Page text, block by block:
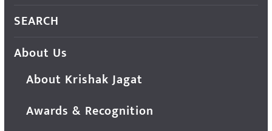
SEARCH
About Us
About Krishak Jagat
Awards & Recognition